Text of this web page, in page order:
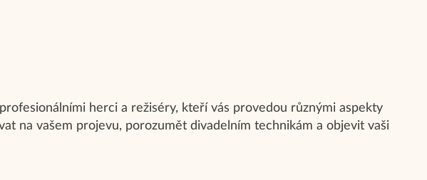
herci a režiséry, kteří vás provedou různými aspekty
na vašem projevu, porozumět divadelním technikám a objevit vaši